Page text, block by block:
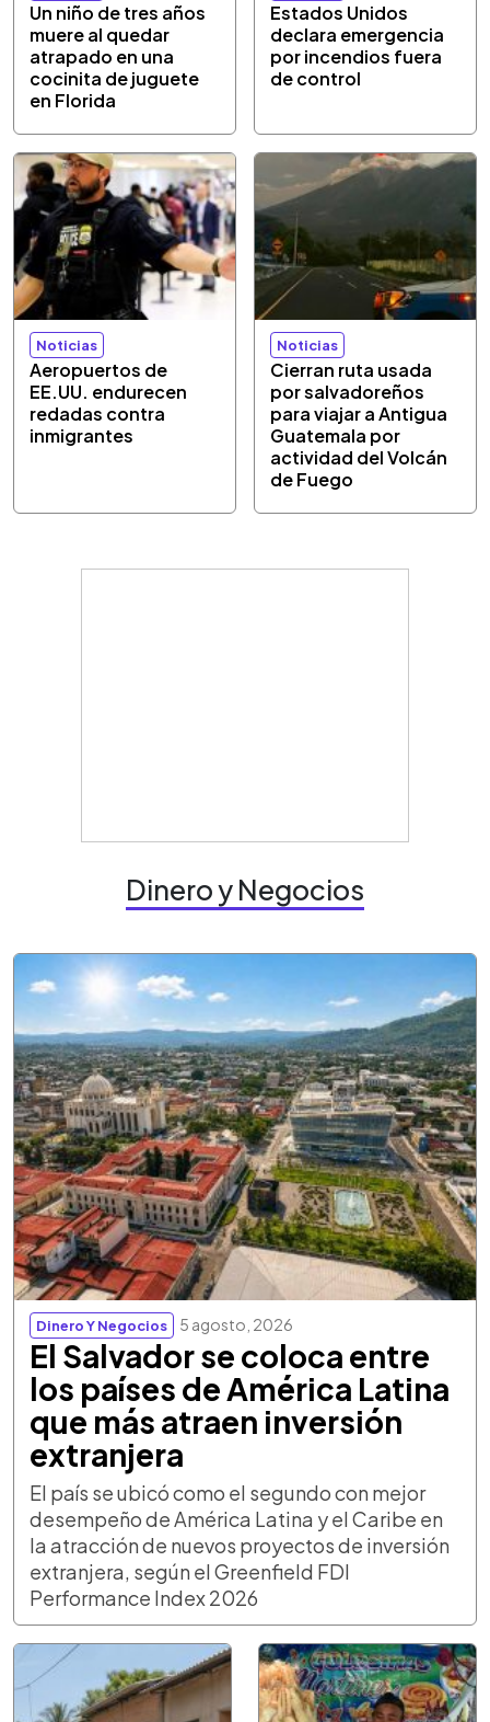
Un niño de tres años
muere al quedar
atrapado en una
cocinita de juguete
en Florida
Estados Unidos
declara emergencia
por incendios fuera
de control
Noticias
Aeropuertos de
EE.UU. endurecen
redadas contra
inmigrantes
Noticias
Cierran ruta usada
por salvadoreños
para viajar a Antigua
Guatemala por
actividad del Volcán
de Fuego
Dinero y Negocios
Dinero Y Negocios 5 agosto, 2026
El Salvador se coloca entre
los países de América Latina
que más atraen inversión
extranjera
El país se ubicó como el segundo con mejor
desempeño de América Latina y el Caribe en
la atracción de nuevos proyectos de inversión
extranjera, según el Greenfield FDI
Performance Index 2026